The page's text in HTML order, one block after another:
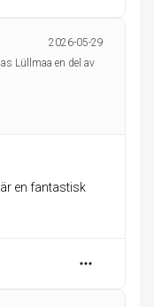
2026-05-29
Lüllmaa en del av
en fantastisk